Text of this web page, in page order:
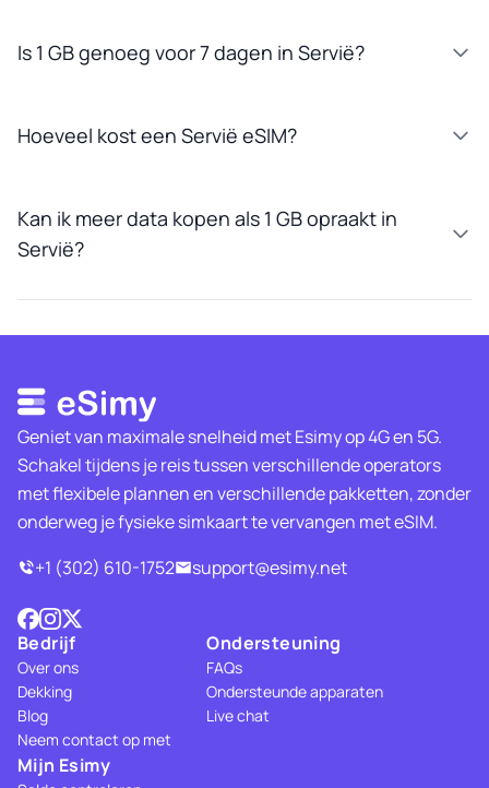
Is 1 GB genoeg voor 7 dagen in Servië?
Hoeveel kost een Servië eSIM?
Kan ik meer data kopen als 1 GB opraakt in
Servië?
Geniet van maximale snelheid met Esimy op 4G en 5G.
Schakel tijdens je reis tussen verschillende operators
met flexibele plannen en verschillende pakketten, zonder
onderweg je fysieke simkaart te vervangen met eSIM.
+1 (302) 610-1752
support@esimy.net
Bedrijf
Over ons
Dekking
Blog
Neem contact op met
Ondersteuning
FAQs
Ondersteunde apparaten
Live chat
Mijn Esimy